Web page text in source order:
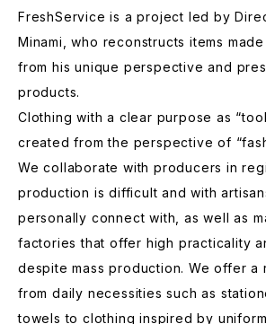
FreshService is a project led by
Minami, who reconstructs items
from his unique perspective and
products.
Clothing with a clear purpose as
created from the perspective of
We collaborate with producers in
production is difficult and with
personally connect with, as well as
factories that offer high practicality
despite mass production. We offer
from daily necessities such as
towels to clothing inspired by